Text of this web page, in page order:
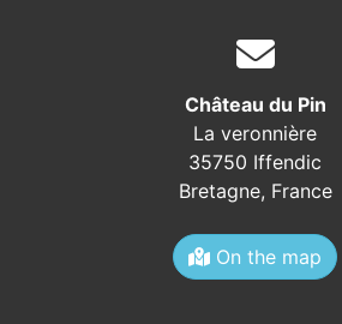
Château du Pin
La veronnière
35750 Iffendic
Bretagne, France
On the map